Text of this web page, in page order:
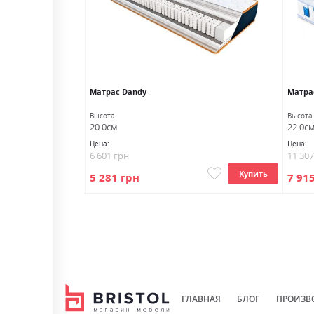
Матраc Dandy
Высота
20.0см
Цена:
5 281 грн
6 601 грн
Купить
Высота
22.0см
Цена:
7
11
ГЛАВНАЯ БЛОГ